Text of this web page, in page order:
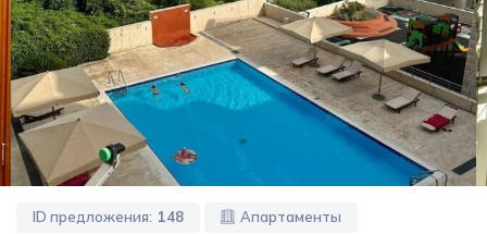
ID предложения: 148 Апартаменты